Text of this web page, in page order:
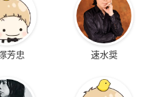
芳忠 速水奨